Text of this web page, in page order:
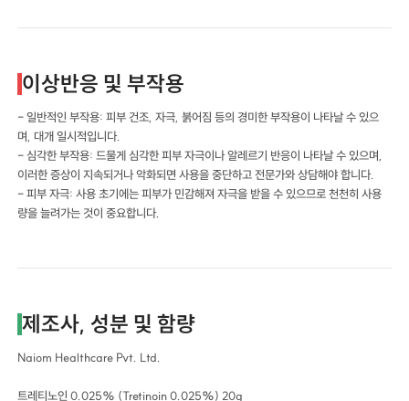
이상반응 및 부작용
- 일반적인 부작용: 피부 건조, 자극, 붉어짐 등의 경미한 부작용이 나타날 수 있으
며, 대개 일시적입니다.
- 심각한 부작용: 드물게 심각한 피부 자극이나 알레르기 반응이 나타날 수 있으며,
이러한 증상이 지속되거나 악화되면 사용을 중단하고 전문가와 상담해야 합니다.
- 피부 자극: 사용 초기에는 피부가 민감해져 자극을 받을 수 있으므로 천천히 사용
량을 늘려가는 것이 중요합니다.
제조사, 성분 및 함량
Naiom Healthcare Pvt. Ltd.
트레티노인 0.025% (Tretinoin 0.025%) 20g